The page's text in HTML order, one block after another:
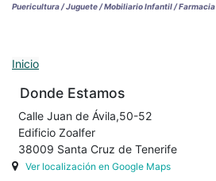
Puericultura / Juguete / Mobiliario Infantil / Farmacia
Inicio
Donde Estamos
Calle Juan de Ávila,50-52
Edificio Zoalfer
38009 Santa Cruz de Tenerife
Ver localización en Google Maps